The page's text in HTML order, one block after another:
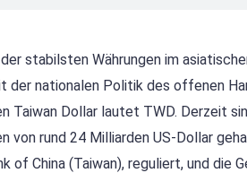
stabilsten Währungen im
nationalen Politik des offenen
Taiwan Dollar lautet TWD. Derzeit
von rund 24 Milliarden US-Dollar
of China (Taiwan), reguliert, und die